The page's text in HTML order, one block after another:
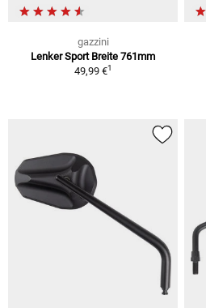
gazzini
Lenker Sport Breite 761mm
49,99 €1